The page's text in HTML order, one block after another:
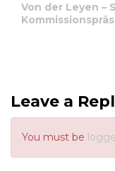
Von der Leyen –
Leave a
You must be